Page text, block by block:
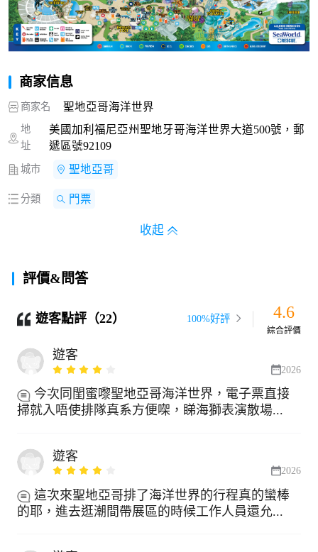
商家信息
商家名 聖地亞哥海洋世界
地
址
美國加利福尼亞州聖地牙哥海洋世界大道500號，郵
遞區號92109
城市 聖地亞哥
分類 門票
收起
評價&問答
遊客點評（22） 100%好評 4.6
綜合評價
遊客
2026
今次同閨蜜嚟聖地亞哥海洋世界，電子票直接
掃就入唔使排隊真系方便㗎，睇海獅表演散場...
遊客
2026
這次來聖地亞哥排了海洋世界的行程真的蠻棒
的耶，進去逛潮間帶展區的時候工作人員還允...